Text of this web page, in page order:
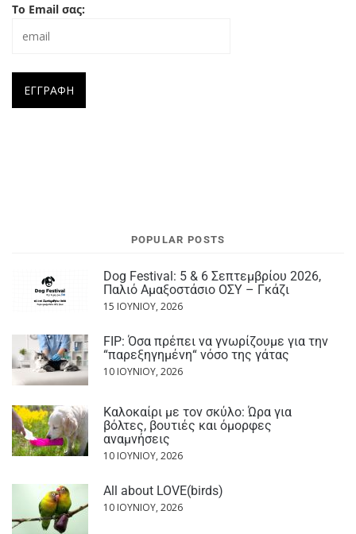
Το Email σας:
POPULAR POSTS
Dog Festival: 5 & 6 Σεπτεμβρίου 2026,
Παλιό Αμαξοστάσιο ΟΣΥ – Γκάζι
15 ΙΟΥΝΊΟΥ, 2026
FIP: Όσα πρέπει να γνωρίζουμε για την
“παρεξηγημένη“ νόσο της γάτας
10 ΙΟΥΝΊΟΥ, 2026
Καλοκαίρι με τον σκύλο: Ώρα για
βόλτες, βουτιές και όμορφες
αναμνήσεις
10 ΙΟΥΝΊΟΥ, 2026
All about LOVE(birds)
10 ΙΟΥΝΊΟΥ, 2026